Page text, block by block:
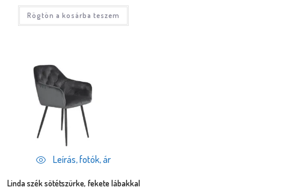
Rögtön a kosárba teszem
Leírás, fotók, ár
Linda szék sötétszürke, fekete lábakkal